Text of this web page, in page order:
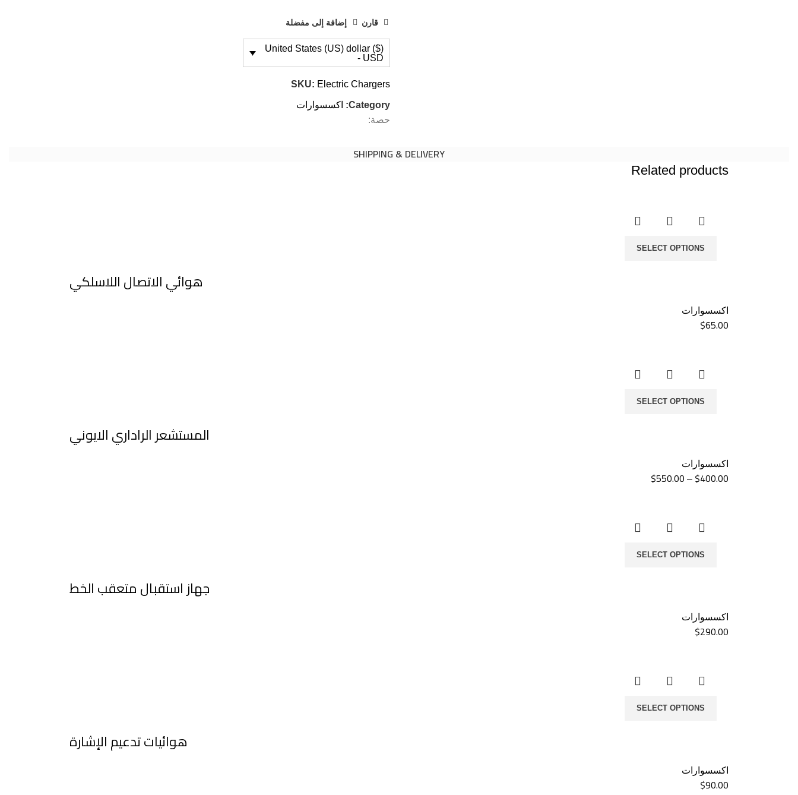
قارن إضافة إلى مفضلة
United States (US) dollar ($)
- USD
SKU: Electric Chargers
Category:
اكسسوارات
حصة:
SHIPPING & DELIVERY
Related products
SELECT OPTIONS
هوائي الاتصال اللاسلكي
اكسسوارات
$65.00
SELECT OPTIONS
اﻟﻤﺴﺘﺸﻌﺮ اﻟﺮاداري الايوني
اكسسوارات
$400.00
–
$550.00
SELECT OPTIONS
جهاز استقبال متعقب الخط
اكسسوارات
$290.00
SELECT OPTIONS
هوائيات تدعيم الإشارة
اكسسوارات
$90.00